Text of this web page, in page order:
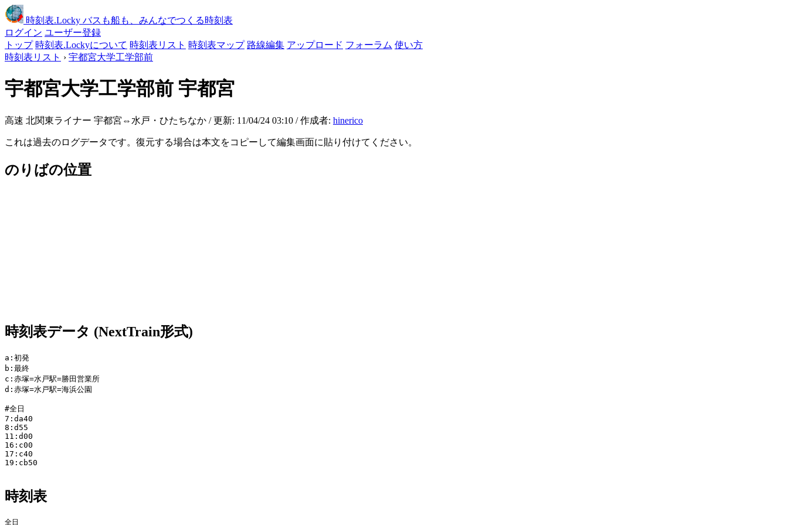
時刻表.Locky バスも船も、みんなでつくる時刻表
ログイン ユーザー登録
トップ 時刻表.Lockyについて 時刻表リスト 時刻表マップ 路線編集 アップロード フォーラム 使い方
時刻表リスト › 宇都宮大学工学部前
宇都宮大学工学部前 宇都宮
高速 北関東ライナー 宇都宮⇔水戸・ひたちなか / 更新: 11/04/24 03:10 / 作成者: hinerico
これは過去のログデータです。復元する場合は本文をコピーして編集画面に貼り付けてください。
のりばの位置
時刻表データ (NextTrain形式)
a:初発
b:最終
c:赤塚=水戸駅=勝田営業所
d:赤塚=水戸駅=海浜公園
#全日
7:da40
8:d55
11:d00
16:c00
17:c40
19:cb50
時刻表
全日